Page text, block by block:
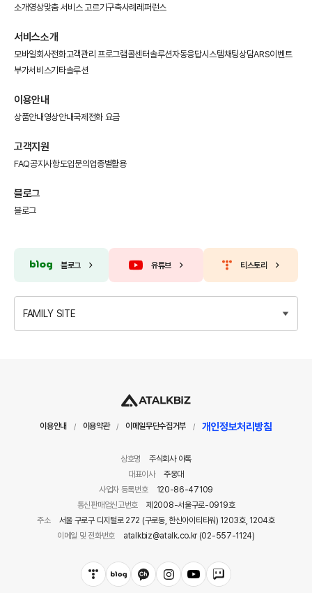
소개영상맞춤 서비스 고르기구축사례 레퍼런스
서비스소개
모바일회사전화고객관리 프로그램콜센터솔루션자동응답시스템채팅상담ARS이벤트
부가서비스기타솔루션
이용안내
상품안내 영상안내국제전화 요금
고객지원
FAQ공지사항도입문의 업종별활용
블로그
블로그
블로그 유튜브 티스토리
FAMILY SITE
이용안내 / 이용약관 / 이메일무단수집거부 / 개인정보처리방침
상호명
주식회사 아톡
대표이사
주웅대
사업자 등록번호
120-86-47109
통신판매업신고번호
제2008-서울구로-0919호
주소
서울 구로구 디지털로 272 (구로동, 한신아이티타워) 1203호, 1204호
이메일 및 전화번호
atalkbiz@atalk.co.kr (02-557-1124)